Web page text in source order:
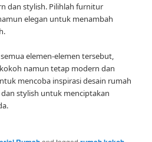
dan stylish. Pilihlah furnitur
elegan untuk menambah
elemen-elemen tersebut,
namun tetap modern dan
mencoba inspirasi desain rumah
stylish untuk menciptakan